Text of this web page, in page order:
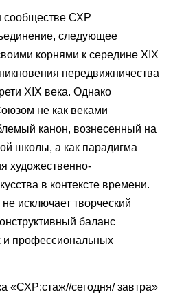
сообществе СХР
следующее
корнями к середине XIX
передвижничества
XIX века. Однако
не как веками
канон, вознесенный на
школы, а как парадигма
художественно-
в контексте времени.
исключает творческий
баланс
и профессиональных
«СХР:стаж//сегодня/ завтра»